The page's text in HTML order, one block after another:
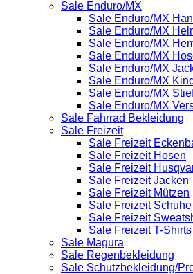
Sale Enduro/MX
Sale Enduro/MX
Sale Enduro/MX
Sale Enduro/MX
Sale Enduro/MX
Sale Enduro/MX
Sale Enduro/MX
Sale Enduro/MX
Sale Enduro/MX
Sale Fahrrad Bekleidung
Sale Freizeit
Sale Freizeit
Sale Freizeit Hosen
Sale Freizeit
Sale Freizeit Jacken
Sale Freizeit Mützen
Sale Freizeit Schuhe
Sale Freizeit
Sale Freizeit T-Shirts
Sale Magura
Sale Regenbekleidung
Sale Schutzbekleidung/